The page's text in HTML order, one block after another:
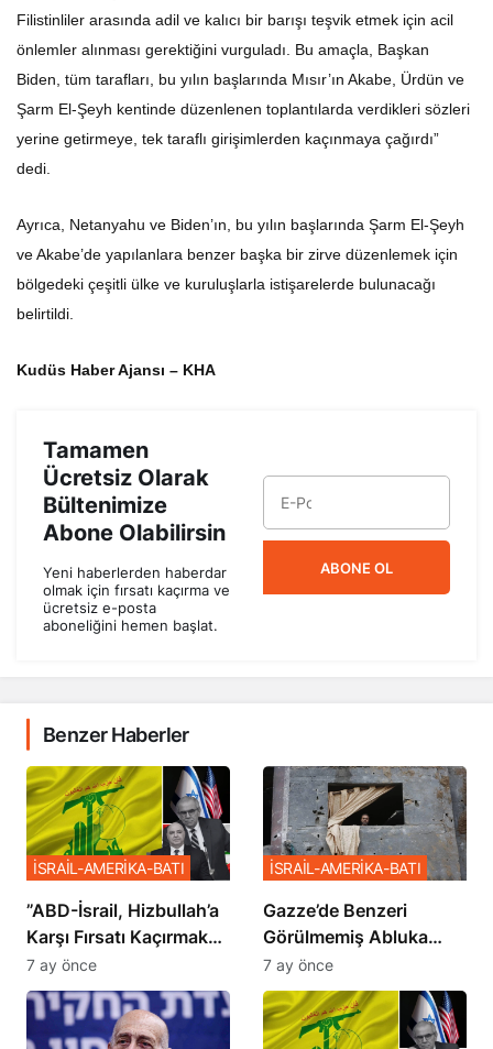
Filistinliler arasında adil ve kalıcı bir barışı teşvik etmek için acil
önlemler alınması gerektiğini vurguladı. Bu amaçla, Başkan
Biden, tüm tarafları, bu yılın başlarında Mısır’ın Akabe, Ürdün ve
Şarm El-Şeyh kentinde düzenlenen toplantılarda verdikleri sözleri
yerine getirmeye, tek taraflı girişimlerden kaçınmaya çağırdı”
dedi.
Ayrıca, Netanyahu ve Biden’ın, bu yılın başlarında Şarm El-Şeyh
ve Akabe’de yapılanlara benzer başka bir zirve düzenlemek için
bölgedeki çeşitli ülke ve kuruluşlarla istişarelerde bulunacağı
belirtildi.
Kudüs Haber Ajansı – KHA
Tamamen
Ücretsiz Olarak
Bültenimize
Abone Olabilirsin
Yeni haberlerden haberdar
olmak için fırsatı kaçırma ve
ücretsiz e-posta
aboneliğini hemen başlat.
ABONE OL
Benzer Haberler
​​​​​​​”ABD-İsrail, Hizbullah’a
Karşı Fırsatı Kaçırmak
İstemiyor”
İSRAİL-AMERİKA-BATI
7 ay önce
​​​​​​​Gazze’de Benzeri
Görülmemiş Abluka
Planı
İSRAİL-AMERİKA-BATI
7 ay önce